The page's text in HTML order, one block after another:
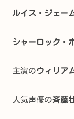
ルイス・ジェー
シャーロック・
主演のウィリア
人気声優の斉藤